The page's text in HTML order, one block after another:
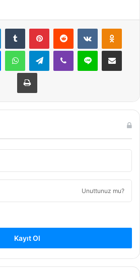
LinkedInTumblr PinterestReddit VKontakte
MessengerWhatsAppTelegramViber Line E-Posta ile
Yazdır
Unuttunuz mu?
Kayıt Ol